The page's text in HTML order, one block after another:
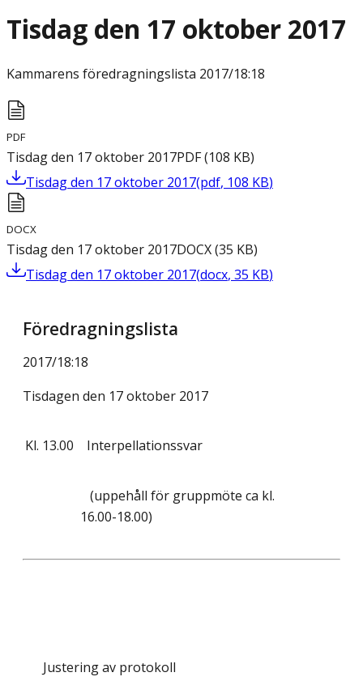
Tisdag den 17 oktober 2017
Kammarens föredragningslista 2017/18:18
PDF
Tisdag den 17 oktober 2017PDF(108 KB)
Tisdag den 17 oktober 2017(pdf, 108 KB)
DOCX
Tisdag den 17 oktober 2017DOCX(35 KB)
Tisdag den 17 oktober 2017(docx, 35 KB)
Föredragningslista
2017/18:18
Tisdagen den 17 oktober 2017
Kl. 13.00 Interpellationssvar
(uppehåll för gruppmöte ca kl.
16.00-18.00)
Justering av protokoll